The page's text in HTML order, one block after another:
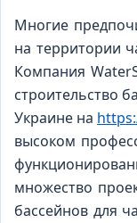
Многие
на территории
Компания
строительство
Украине на
высоком
множество
бассейнов для